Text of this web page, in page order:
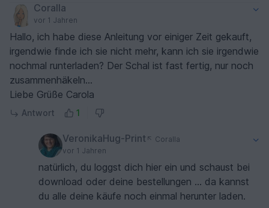
(woolly hugs coton) keine hinbekommen. und
genau das ist ja das interessante daran, du hast
garantiert einen, den niemand anders hat. nimm
einfach die farben die du magst.
Coralla
vor 1 Jahren
Hallo, ich habe diese Anleitung vor einiger Zeit gekauft,
irgendwie finde ich sie nicht mehr, kann ich sie irgendwie
nochmal runterladen? Der Schal ist fast fertig, nur noch
zusammenhäkeln...
Liebe Grüße Carola
Antwort 1
VeronikaHug-Print
Coralla
vor 1 Jahren
natürlich, du loggst dich hier ein und schaust bei
download oder deine bestellungen ... da kannst
du alle deine käufe noch einmal herunter laden.